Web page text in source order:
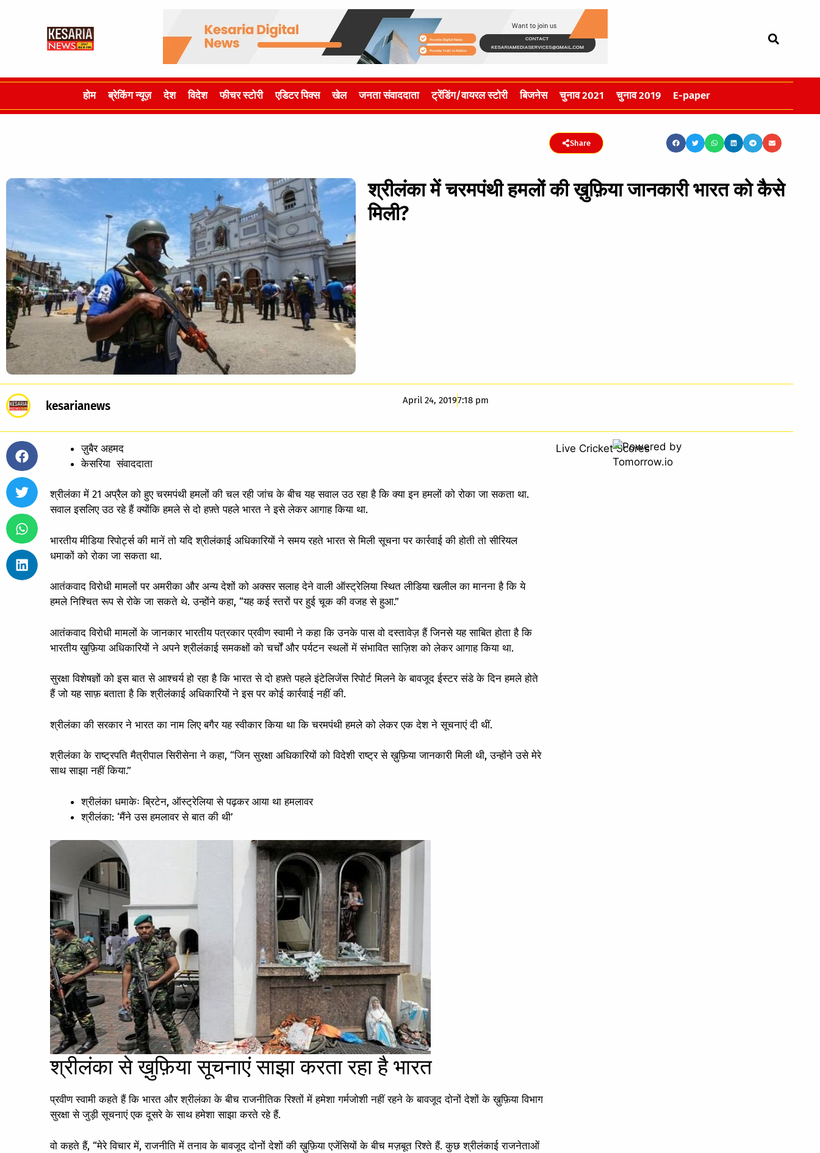
होम ब्रेकिंग न्यूज़ देश विदेश फीचर स्टोरी एडिटर पिक्स खेल जनता संवाददाता ट्रेंडिंग/वायरल स्टोरी बिजनेस चुनाव 2021 चुनाव 2019 E-paper
Share
श्रीलंका में चरमपंथी हमलों की ख़ुफ़िया जानकारी भारत को कैसे
मिली?
kesarianews April 24, 20197:18 pm
ज़ुबैर अहमद
केसरिया संवाददाता
श्रीलंका में 21 अप्रैल को हुए चरमपंथी हमलों की चल रही जांच के बीच यह सवाल उठ रहा है कि क्या इन हमलों को रोका जा सकता था.
सवाल इसलिए उठ रहे हैं क्योंकि हमले से दो हफ़्ते पहले भारत ने इसे लेकर आगाह किया था.
भारतीय मीडिया रिपोर्ट्स की मानें तो यदि श्रीलंकाई अधिकारियों ने समय रहते भारत से मिली सूचना पर कार्रवाई की होती तो सीरियल
धमाकों को रोका जा सकता था.
आतंकवाद विरोधी मामलों पर अमरीका और अन्य देशों को अक्सर सलाह देने वाली ऑस्ट्रेलिया स्थित लीडिया खलील का मानना है कि ये
हमले निश्चित रूप से रोके जा सकते थे. उन्होंने कहा, “यह कई स्तरों पर हुई चूक की वजह से हुआ.”
आतंकवाद विरोधी मामलों के जानकार भारतीय पत्रकार प्रवीण स्वामी ने कहा कि उनके पास वो दस्तावेज़ हैं जिनसे यह साबित होता है कि
भारतीय ख़ुफ़िया अधिकारियों ने अपने श्रीलंकाई समकक्षों को चर्चों और पर्यटन स्थलों में संभावित साज़िश को लेकर आगाह किया था.
सुरक्षा विशेषज्ञों को इस बात से आश्चर्य हो रहा है कि भारत से दो हफ़्ते पहले इंटेलिजेंस रिपोर्ट मिलने के बावजूद ईस्टर संडे के दिन हमले होते
हैं जो यह साफ़ बताता है कि श्रीलंकाई अधिकारियों ने इस पर कोई कार्रवाई नहीं की.
श्रीलंका की सरकार ने भारत का नाम लिए बगैर यह स्वीकार किया था कि चरमपंथी हमले को लेकर एक देश ने सूचनाएं दी थीं.
श्रीलंका के राष्ट्रपति मैत्रीपाल सिरीसेना ने कहा, “जिन सुरक्षा अधिकारियों को विदेशी राष्ट्र से ख़ुफ़िया जानकारी मिली थी, उन्होंने उसे मेरे
साथ साझा नहीं किया.”
श्रीलंका धमाकेः ब्रिटेन, ऑस्ट्रेलिया से पढ़कर आया था हमलावर
श्रीलंका: ‘मैंने उस हमलावर से बात की थी’
श्रीलंका से ख़ुफ़िया सूचनाएं साझा करता रहा है भारत
प्रवीण स्वामी कहते हैं कि भारत और श्रीलंका के बीच राजनीतिक रिश्तों में हमेशा गर्मजोशी नहीं रहने के बावजूद दोनों देशों के ख़ुफ़िया विभाग
सुरक्षा से जुड़ी सूचनाएं एक दूसरे के साथ हमेशा साझा करते रहे हैं.
वो कहते हैं, “मेरे विचार में, राजनीति में तनाव के बावजूद दोनों देशों की ख़ुफ़िया एजेंसियों के बीच मज़बूत रिश्ते हैं. कुछ श्रीलंकाई राजनेताओं
Live Cricket Scores